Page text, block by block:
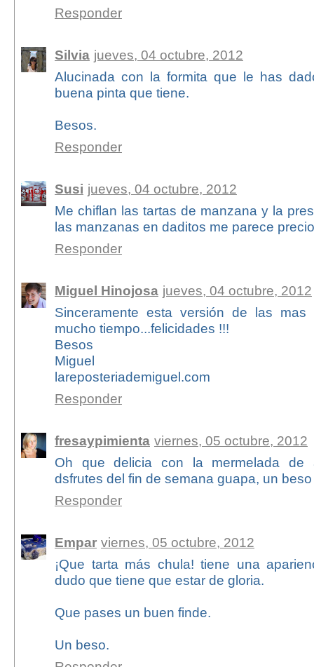
Responder
Silvia jueves, 04 octubre, 2012
Alucinada con la formita que le has
buena pinta que tiene.
Besos.
Responder
Susi jueves, 04 octubre, 2012
Me chiflan las tartas de manzana y la
las manzanas en daditos me parece
Responder
Miguel Hinojosa jueves, 04 octubre, 2012
Sinceramente esta versión de las
mucho tiempo...felicidades !!!
Besos
Miguel
lareposteriademiguel.com
Responder
fresaypimienta viernes, 05 octubre, 2012
Oh que delicia con la mermelada de
dsfrutes del fin de semana guapa, un beso
Responder
Empar viernes, 05 octubre, 2012
¡Que tarta más chula! tiene una
dudo que tiene que estar de gloria.
Que pases un buen finde.
Un beso.